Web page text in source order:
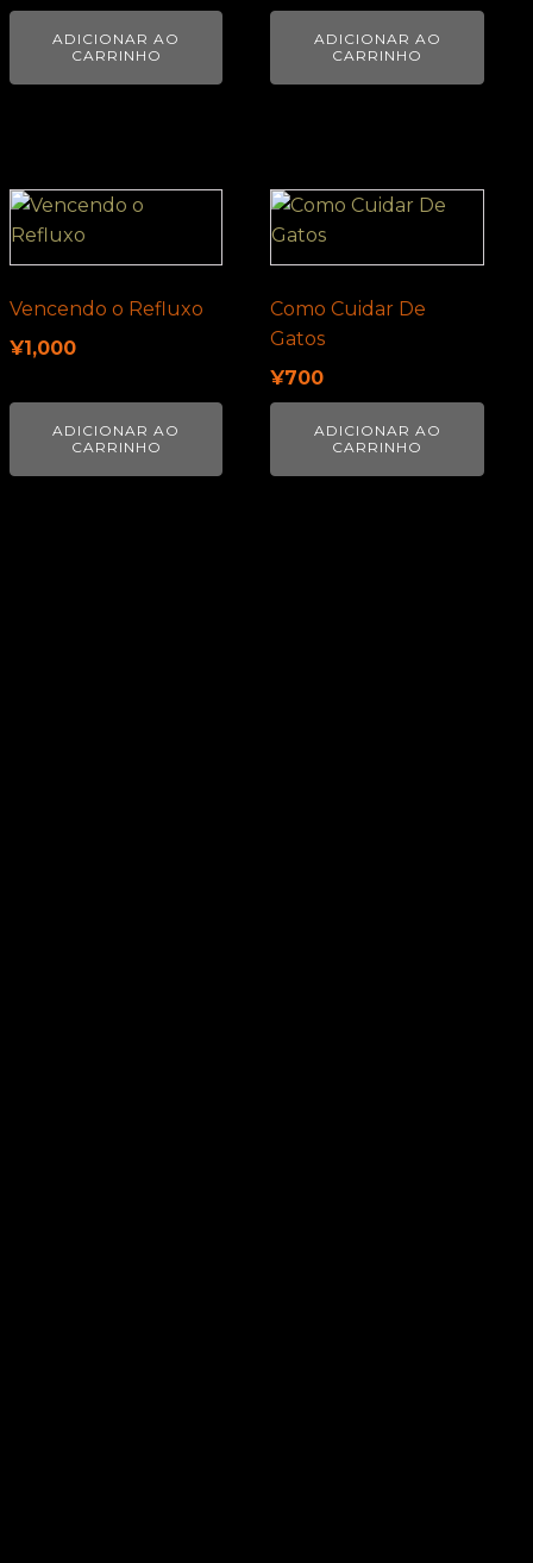
ADICIONAR AO
CARRINHO
ADICIONAR AO
CARRINHO
Vencendo o Refluxo
¥1,000
ADICIONAR AO
CARRINHO
Como Cuidar De
Gatos
¥700
ADICIONAR AO
CARRINHO